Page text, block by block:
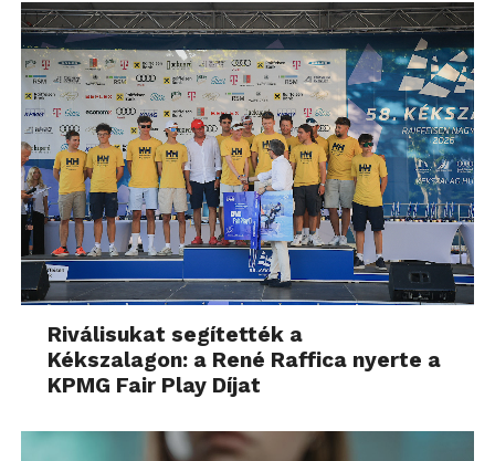
Riválisukat segítették a
Kékszalagon: a René Raffica nyerte a
KPMG Fair Play Díjat